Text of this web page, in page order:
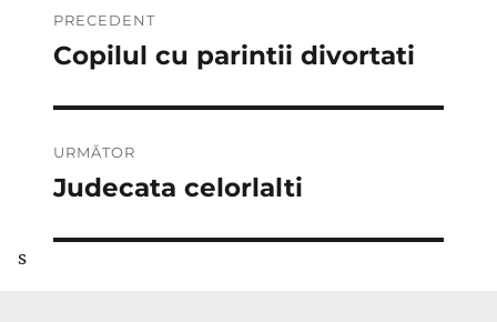
în
PRECEDENT
Articolul
Copilul cu parintii divortati
URMĂTOR
Articolul
Judecata celorlalti
s